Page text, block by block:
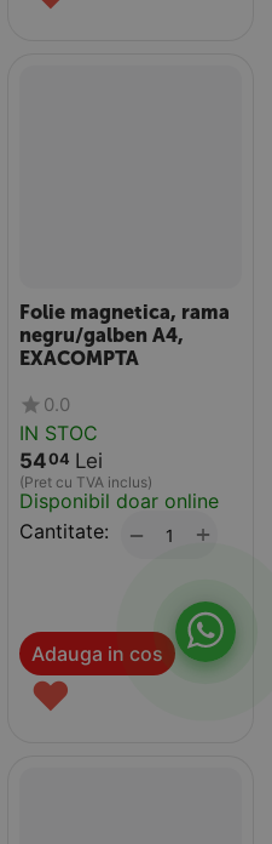
Folie magnetica, rama
negru/galben A4,
EXACOMPTA
0.0
IN STOC
5404 Lei
(Pret cu TVA inclus)
Disponibil doar online
Cantitate:
+
−
Adauga in cos
♥